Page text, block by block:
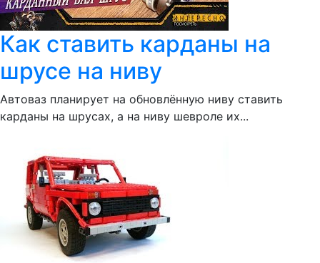
Как ставить карданы на
шрусе на ниву
Автоваз планирует на обновлённую ниву ставить
карданы на шрусах, а на ниву шевроле их...